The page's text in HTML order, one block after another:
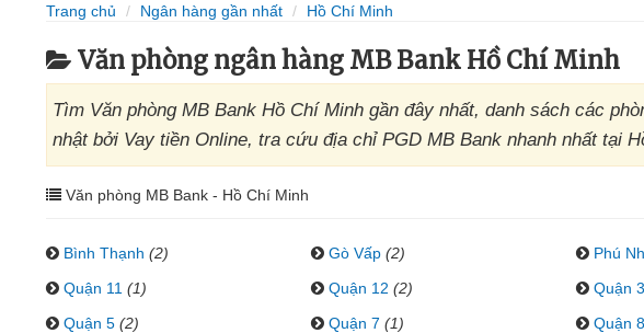
Trang chủ Ngân hàng gần nhất Hồ Chí Minh
Văn phòng ngân hàng MB Bank Hồ Chí Minh
Tìm Văn phòng MB Bank Hồ Chí Minh gần đây nhất, danh sách các
nhật bởi Vay tiền Online, tra cứu địa chỉ PGD MB Bank nhanh nhất tại
Văn phòng MB Bank - Hồ Chí Minh
Bình Thạnh (2) Gò Vấp (2) Phú
Quận 11 (1) Quận 12 (2) Quận 3
Quận 5 (2) Quận 7 (1) Quận 8